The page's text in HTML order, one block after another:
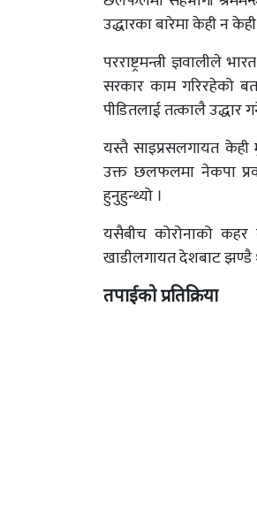
उद्धारका बारेमा केही न
परराष्ट्रमन्त्री
सरकार काम गरिरहेको
पीडितलाई तत्कालै उद्धार
यस्तै साइप्रसलगायत केही
उक्त छलफलमा नेकपा
हुनुहुन्थ्यो ।
यसैबीच कोरोनाको
खाडीलगायत देशबाट
तपाईको प्रतिक्रिया